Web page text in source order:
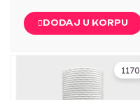
DODAJ U KORPU
1170